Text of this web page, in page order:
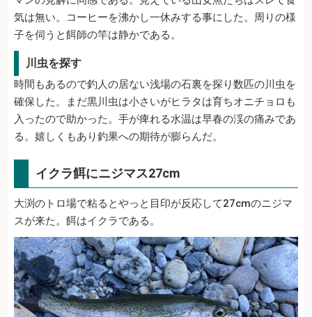
気は無い。コーヒーを沸かし一休みする事にした。周りの様
子を伺うと餌師の竿は静かである。
川虫を探す
時間もあるので釣人の居ない浅場の石裏を探り数匹の川虫を
確保した。まだ黒川虫は小さいがヒラタは育ちオニチョロも
入ったので助かった。手が痺れる水温は早春の渓の痛みであ
る。嬉しくもあり釣果への期待が膨らんだ。
イクラ餌にニジマス27cm
大渕のトロ場で粘るとやっと目印が反応して27cmのニジマ
スが来た。餌はイクラである。